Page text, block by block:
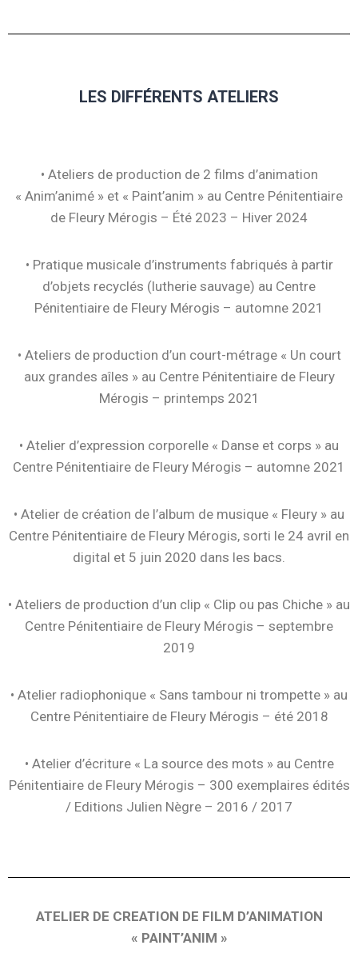
LES DIFFÉRENTS ATELIERS
• Ateliers de production de 2 films d’animation
« Anim’animé » et « Paint’anim » au Centre Pénitentiaire
de Fleury Mérogis – Été 2023 – Hiver 2024
• Pratique musicale d’instruments fabriqués à partir
d’objets recyclés (lutherie sauvage) au Centre
Pénitentiaire de Fleury Mérogis – automne 2021
• Ateliers de production d’un court-métrage « Un court
aux grandes aîles » au Centre Pénitentiaire de Fleury
Mérogis – printemps 2021
• Atelier d’expression corporelle « Danse et corps » au
Centre Pénitentiaire de Fleury Mérogis – automne 2021
• Atelier de création de l’album de musique « Fleury » au
Centre Pénitentiaire de Fleury Mérogis, sorti le 24 avril en
digital et 5 juin 2020 dans les bacs.
• Ateliers de production d’un clip « Clip ou pas Chiche » au
Centre Pénitentiaire de Fleury Mérogis – septembre
2019
• Atelier radiophonique « Sans tambour ni trompette » au
Centre Pénitentiaire de Fleury Mérogis – été 2018
• Atelier d’écriture « La source des mots » au Centre
Pénitentiaire de Fleury Mérogis – 300 exemplaires édités
/ Editions Julien Nègre – 2016 / 2017
ATELIER DE CREATION DE FILM D’ANIMATION
« PAINT’ANIM »